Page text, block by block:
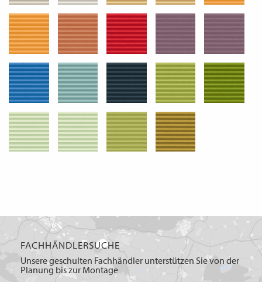
FACHHÄNDLERSUCHE
Unsere geschulten Fachhändler unterstützen Sie von der
Planung bis zur Montage